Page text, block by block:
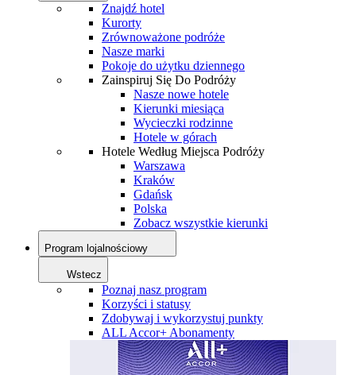
Znajdź hotel
Kurorty
Zrównoważone podróże
Nasze marki
Pokoje do użytku dziennego
Zainspiruj Się Do Podróży
Nasze nowe hotele
Kierunki miesiąca
Wycieczki rodzinne
Hotele w górach
Hotele Według Miejsca Podróży
Warszawa
Kraków
Gdańsk
Polska
Zobacz wszystkie kierunki
Program lojalnościowy
Wstecz
Poznaj nasz program
Korzyści i statusy
Zdobywaj i wykorzystuj punkty
ALL Accor+ Abonamenty